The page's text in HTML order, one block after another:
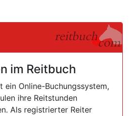
im Reitbuch
ein Online-Buchungssystem,
ihre Reitstunden
Als registrierter Reiter